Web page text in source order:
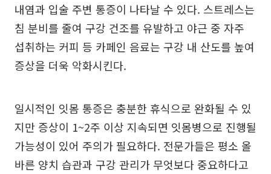
내염과 입술 주변 통증이 나타날 수 있다. 스트레스는
침 분비를 줄여 구강 건조를 유발하고 야근 중 자주
섭취하는 커피 등 카페인 음료는 구강 내 산도를 높여
증상을 더욱 악화시킨다.
일시적인 잇몸 통증은 충분한 휴식으로 완화될 수 있
지만 증상이 1~2주 이상 지속되면 잇몸병으로 진행될
가능성이 있어 주의가 필요하다. 전문가들은 평소 올
바른 양치 습관과 구강 관리가 무엇보다 중요하다고